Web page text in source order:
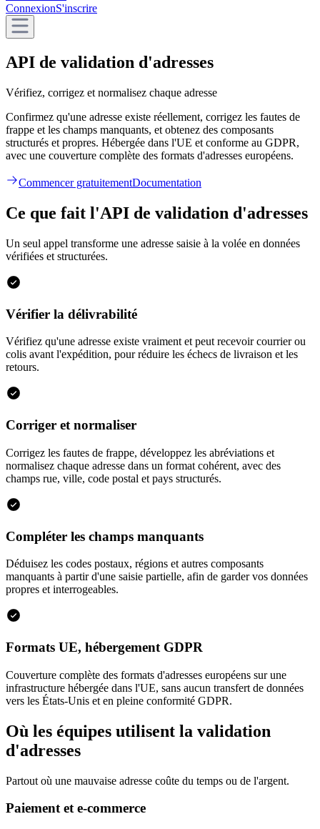
ConnexionS'inscrire
API de validation d'adresses
Vérifiez, corrigez et normalisez chaque adresse
Confirmez qu'une adresse existe réellement, corrigez les fautes de
frappe et les champs manquants, et obtenez des composants
structurés et propres. Hébergée dans l'UE et conforme au GDPR,
avec une couverture complète des formats d'adresses européens.
Commencer gratuitementDocumentation
Ce que fait l'API de validation d'adresses
Un seul appel transforme une adresse saisie à la volée en données
vérifiées et structurées.
Vérifier la délivrabilité
Vérifiez qu'une adresse existe vraiment et peut recevoir courrier ou
colis avant l'expédition, pour réduire les échecs de livraison et les
retours.
Corriger et normaliser
Corrigez les fautes de frappe, développez les abréviations et
normalisez chaque adresse dans un format cohérent, avec des
champs rue, ville, code postal et pays structurés.
Compléter les champs manquants
Déduisez les codes postaux, régions et autres composants
manquants à partir d'une saisie partielle, afin de garder vos données
propres et interrogeables.
Formats UE, hébergement GDPR
Couverture complète des formats d'adresses européens sur une
infrastructure hébergée dans l'UE, sans aucun transfert de données
vers les États-Unis et en pleine conformité GDPR.
Où les équipes utilisent la validation
d'adresses
Partout où une mauvaise adresse coûte du temps ou de l'argent.
Paiement et e-commerce